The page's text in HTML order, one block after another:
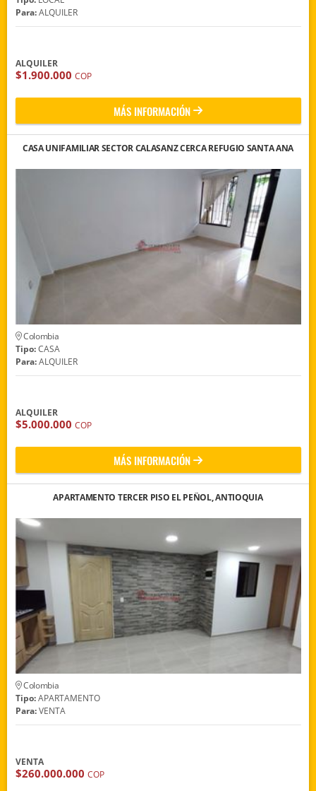
Para:ALQUILER
ALQUILER
$1.900.000 COP
MÁS INFORMACIÓN
CASA UNIFAMILIAR SECTOR CALASANZ CERCA REFUGIO SANTA ANA
Colombia
Tipo:CASA
Para:ALQUILER
ALQUILER
$5.000.000 COP
MÁS INFORMACIÓN
APARTAMENTO TERCER PISO EL PEÑOL, ANTIOQUIA
Colombia
Tipo:APARTAMENTO
Para:VENTA
VENTA
$260.000.000 COP